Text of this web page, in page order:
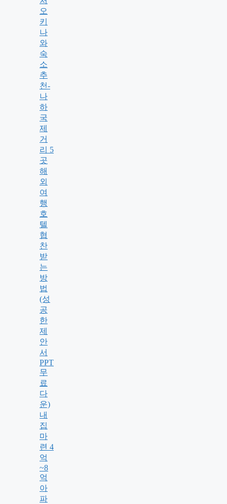
오
키
나
와
숙
소
추
천-
나
하
국
제
거
리 5
곳
해
외
여
행
호
텔
협
찬
받
는
방
법
(성
공
한
제
안
서
PPT
무
료
다
운)
내
집
마
련 4
억
~8
억
아
파